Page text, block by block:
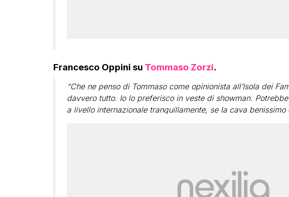
Francesco Oppini su Tommaso Zorzi.
“Che ne penso di Tommaso come opinionista all’Isola dei
davvero tutto. Io lo preferisco in veste di showman.
a livello internazionale tranquillamente, se la cava benissimo